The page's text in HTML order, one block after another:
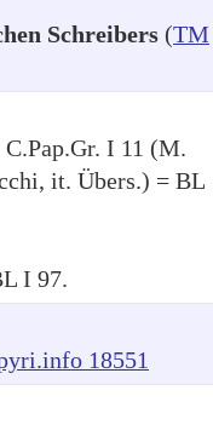
Schreibers (TM
I 11 (M.
it. Übers.) = BL
I 97.
18551